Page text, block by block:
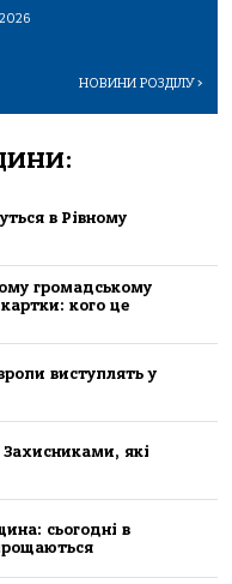
НОВИНИ РОЗДІЛУ>
в Рівному
громадському
кого це
виступлять у
які
сьогодні в